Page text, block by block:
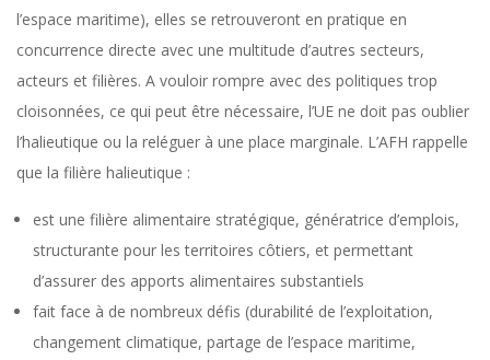
l’espace maritime), elles se retrouveront en pratique en
concurrence directe avec une multitude d’autres secteurs,
acteurs et filières. A vouloir rompre avec des politiques trop
cloisonnées, ce qui peut être nécessaire, l’UE ne doit pas oublier
l’halieutique ou la reléguer à une place marginale. L’AFH rappelle
que la filière halieutique :
est une filière alimentaire stratégique, génératrice d’emplois,
structurante pour les territoires côtiers, et permettant
d’assurer des apports alimentaires substantiels
fait face à de nombreux défis (durabilité de l’exploitation,
changement climatique, partage de l’espace maritime,